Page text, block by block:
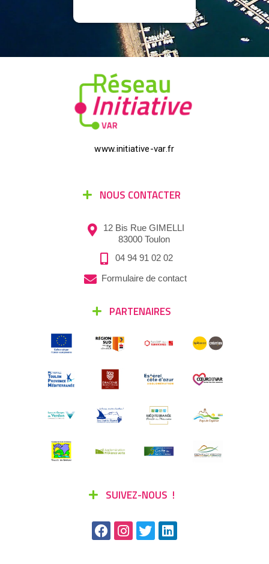
www.initiative-var.fr
NOUS CONTACTER
12 Bis Rue GIMELLI
83000 Toulon
04 94 91 02 02
Formulaire de contact
PARTENAIRES
SUIVEZ-NOUS !